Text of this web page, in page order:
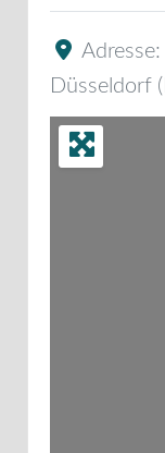
Adresse:
Düsseldorf (